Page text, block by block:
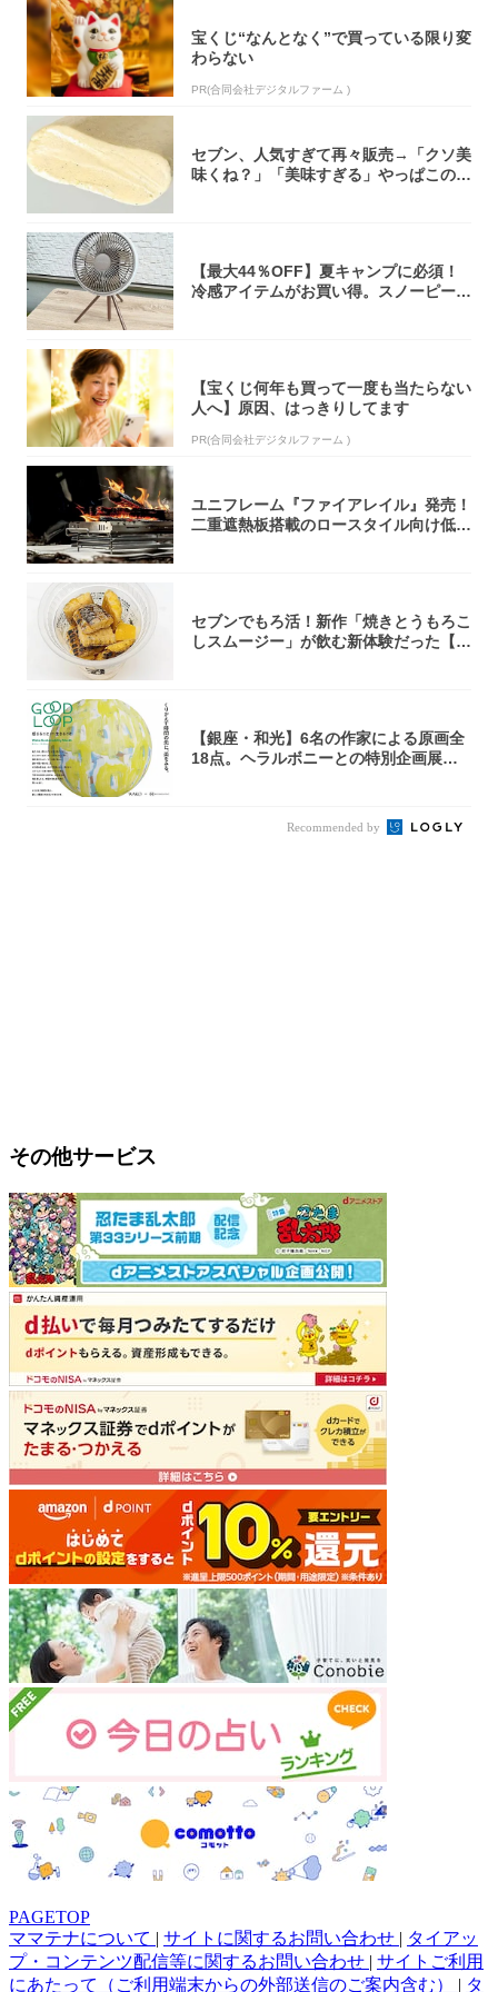
宝くじ“なんとなく”で買っている限り変
わらない
PR(合同会社デジタルファーム )
セブン、人気すぎて再々販売→「クソ美
味くね？」「美味すぎる」やっぱこのク
【最大44％OFF】夏キャンプに必須！
冷感アイテムがお買い得。スノーピー
【宝くじ何年も買って一度も当たらない
人へ】原因、はっきりしてます
PR(合同会社デジタルファーム )
ユニフレーム『ファイアレイル』発売！
二重遮熱板搭載のロースタイル向け低型
セブンでもろ活！新作「焼きとうもろこ
しスムージー」が飲む新体験だった【東
【銀座・和光】6名の作家による原画全
18点。ヘラルボニーとの特別企画展「G
Recommended by
その他サービス
PAGETOP
ママテナについて | サイトに関するお問い合わせ | タイアッ
プ・コンテンツ配信等に関するお問い合わせ | サイトご利用
にあたって（ご利用端末からの外部送信のご案内含む） | タ